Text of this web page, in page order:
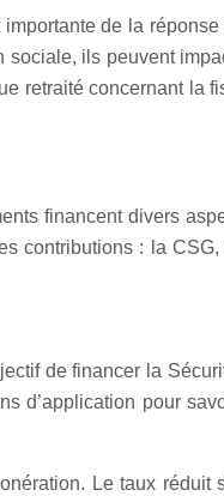
de la
ils peuvent
retraité concernant la
financent divers
contributions : la
de financer la
d’application pour
Le taux réduit